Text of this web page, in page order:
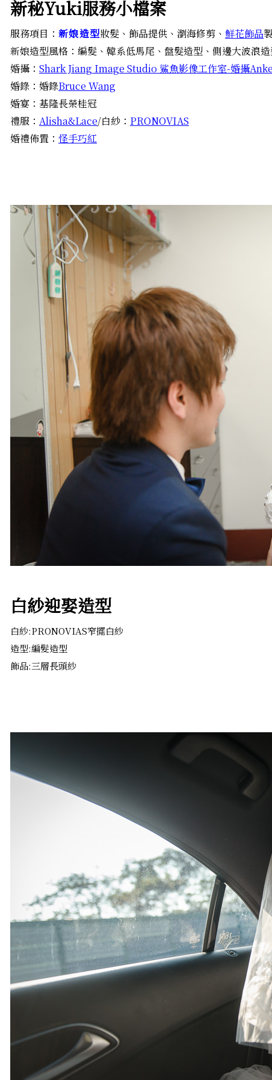
新秘Yuki服務小檔案
服務項目： 新娘造型妝髮、飾品提供、瀏海修剪、鮮花飾品
新娘造型風格：編髮、韓系低馬尾、盤髮造型、側邊大波浪
婚攝： Shark Jiang Image Studio 鯊魚影像工作室-婚攝
婚錄：婚錄Bruce Wang
婚宴：基隆長榮桂冠
禮服： Alisha&Lace/白紗： PRONOVIAS
婚禮佈置： 怪手巧紅
白紗迎娶造型
白紗:PRONOVIAS窄擺白紗
造型:編髮造型
飾品:三層長頭紗